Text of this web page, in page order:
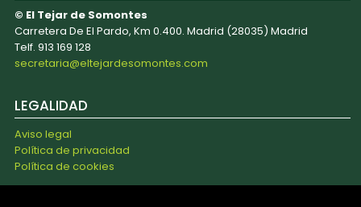
© El Tejar de Somontes
Carretera De El Pardo, Km 0.400. Madrid (28035) Madrid
Telf. 913 169 128
secretaria@eltejardesomontes.com
LEGALIDAD
Aviso legal
Política de privacidad
Política de cookies